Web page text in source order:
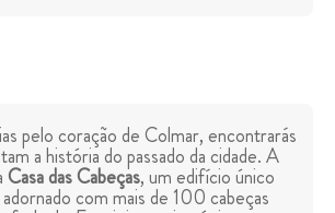
pelo coração de Colmar, encontrarás
a história do passado da cidade. A
Casa das Cabeças, um edifício único
com mais de 100 cabeças